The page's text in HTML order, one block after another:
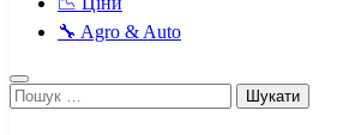
🔧 Agro & Auto
Пошук: